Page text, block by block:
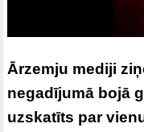
Ārzemju mediji
negadījumā bojā
uzskatīts par